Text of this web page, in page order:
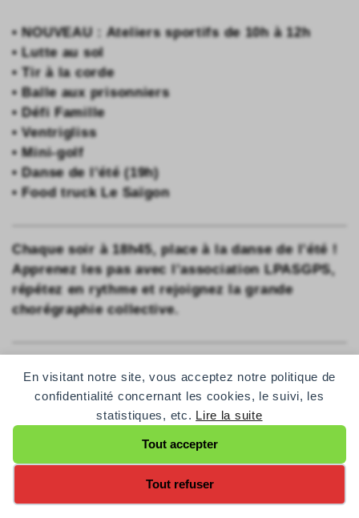
En visitant notre site, vous acceptez notre politique de
confidentialité concernant les cookies, le suivi, les
statistiques, etc. Lire la suite
Tout accepter
Tout refuser
• NOUVEAU : Ateliers sportifs de 10h à 12h
• Lutte au sol
• Tir à la corde
• Balle aux prisonniers
• Défi Famille
• Ventrigliss
• Mini-golf
• Danse de l’été (19h)
• Food truck Le Saïgon
Chaque soir à 18h45, place à la danse de l’été !
Apprenez les pas avec l’association LPASGPS,
répétez en rythme et rejoignez la grande
chorégraphie collective.
moment, nous vous invitons à adopter quelques
qui contribuent au bien-être de
tous.
Changer le contraste
A+